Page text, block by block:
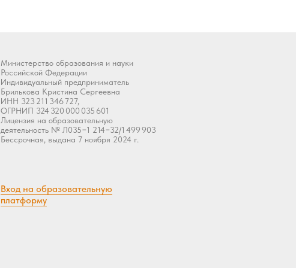
Вход на образовательную
платформу
Министерство образования и науки
Российской Федерации
Индивидуальный предприниматель
Брилькова Кристина Сергеевна
ИНН 323 211 346 727,
ОГРНИП 324 320 000 035 601
Лицензия на образовательную
деятельность № Л035−1 214−32/1 499 903
Бессрочная, выдана 7 ноября 2024 г.